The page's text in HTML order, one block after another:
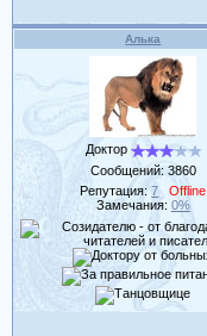
Алька
Доктор
Сообщений: 3860
Репутация:7
Offline
Замечания: 0%